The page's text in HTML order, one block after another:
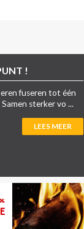
!
fuseren tot één
sterker vo ...
LEES MEER